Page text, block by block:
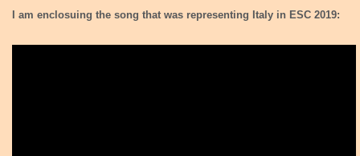
I am enclosuing the song that was representing Italy in ESC 2019: